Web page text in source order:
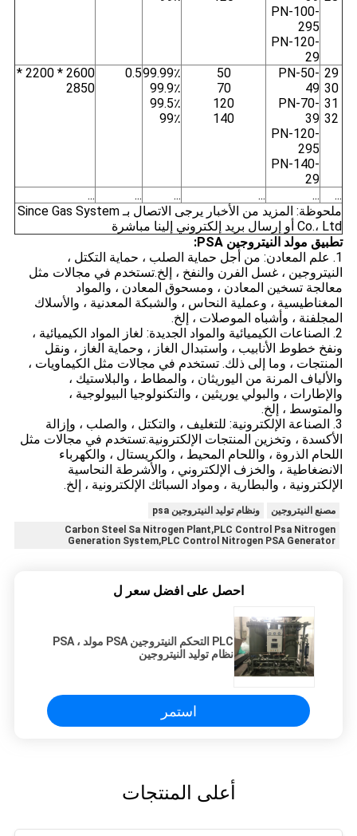
PN-100-
295
PN-120-
29
29
30
31
32
PN-50-
49
PN-70-
39
PN-120-
295
PN-140-
29
50
70
120
140
99.99٪
99.9٪
99.5٪
99٪
0.5
2600 * 2200 *
2850
...
...
...
...
...
...
ملحوظة: المزيد من الأخبار يرجى الاتصال بـ Since Gas System
Co.، Ltd أو إرسال بريد إلكتروني إلينا مباشرة
تطبيق مولد النيتروجين PSA:
1. علم المعادن: من أجل حماية الصلب ، حماية التكتل ،
النيتروجين ، غسل الفرن والنفخ ، إلخ.تستخدم في مجالات مثل
معالجة تسخين المعادن ، ومسحوق المعادن ، والمواد
المغناطيسية ، وعملية النحاس ، والشبكة المعدنية ، والأسلاك
المجلفنة ، وأشباه الموصلات ، إلخ.
2. الصناعات الكيميائية والمواد الجديدة: لغاز المواد الكيميائية ،
ونفخ خطوط الأنابيب ، واستبدال الغاز ، وحماية الغاز ، ونقل
المنتجات ، وما إلى ذلك. تستخدم في مجالات مثل الكيماويات ،
والألياف المرنة من اليوريثان ، والمطاط ، والبلاستيك ،
والإطارات ، والبولي يوريثين ، والتكنولوجيا البيولوجية ،
والمتوسط ، إلخ.
3. الصناعة الإلكترونية: للتغليف ، والتكتل ، والصلب ، وإزالة
الأكسدة ، وتخزين المنتجات الإلكترونية.تستخدم في مجالات مثل
اللحام الذروة ، واللحام المحيط ، والكريستال ، والكهرباء
الانضغاطية ، والخزف الإلكتروني ، والأشرطة النحاسية
الإلكترونية ، والبطارية ، ومواد السبائك الإلكترونية ، إلخ.
مصنع النيتروجين
ونظام توليد النيتروجين psa
Carbon Steel Sa Nitrogen Plant,PLC Control Psa Nitrogen
Generation System,PLC Control Nitrogen PSA Generator
احصل على افضل سعر ل
PLC التحكم النيتروجين PSA مولد ، PSA
نظام توليد النيتروجين
استمر
أعلى المنتجات